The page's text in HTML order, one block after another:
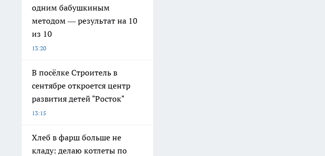
одним бабушкиным
методом — результат на 10
из 10
13:20
В посёлке Строитель в
сентябре откроется центр
развития детей "Росток"
13:15
Хлеб в фарш больше не
кладу: делаю котлеты по